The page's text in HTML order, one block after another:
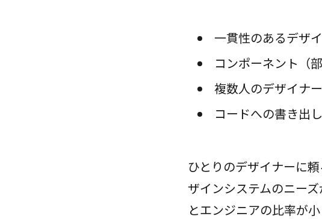
一貫性のあるデザ
コンポーネント（
複数人のデザイナ
コードへの書き出
ひとりのデザイナーに
ザインシステムのニー
とエンジニアの比率が